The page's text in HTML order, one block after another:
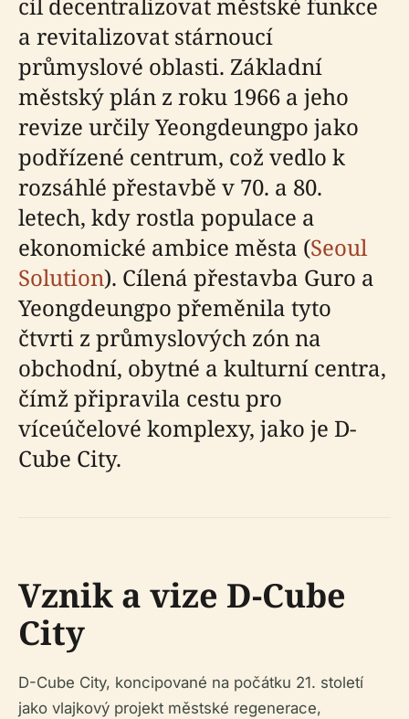
cíl decentralizovat městské funkce
a revitalizovat stárnoucí
průmyslové oblasti. Základní
městský plán z roku 1966 a jeho
revize určily Yeongdeungpo jako
podřízené centrum, což vedlo k
rozsáhlé přestavbě v 70. a 80.
letech, kdy rostla populace a
ekonomické ambice města (Seoul
Solution). Cílená přestavba Guro a
Yeongdeungpo přeměnila tyto
čtvrti z průmyslových zón na
obchodní, obytné a kulturní centra,
čímž připravila cestu pro
víceúčelové komplexy, jako je D-
Cube City.
Vznik a vize D-Cube
City
D-Cube City, koncipované na počátku 21. století
jako vlajkový projekt městské regenerace,